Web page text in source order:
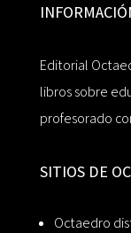
Editorial
libros sobre
profesorado
SITIOS DE
Octaedro